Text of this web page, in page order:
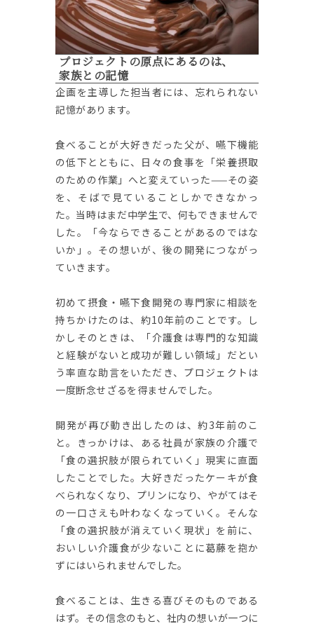
プロジェクトの原点にあるのは、
家族との記憶
企画を主導した担当者には、忘れられない
記憶があります。
食べることが大好きだった父が、嚥下機能
の低下とともに、日々の食事を「栄養摂取
のための作業」へと変えていった——その姿
を、そばで見ていることしかできなかっ
た。当時はまだ中学生で、何もできませんで
した。「今ならできることがあるのではな
いか」。その想いが、後の開発につながっ
ていきます。
初めて摂食・嚥下食開発の専門家に相談を
持ちかけたのは、約10年前のことです。し
かしそのときは、「介護食は専門的な知識
と経験がないと成功が難しい領域」だとい
う率直な助言をいただき、プロジェクトは
一度断念せざるを得ませんでした。
開発が再び動き出したのは、約3年前のこ
と。きっかけは、ある社員が家族の介護で
「食の選択肢が限られていく」現実に直面
したことでした。大好きだったケーキが食
べられなくなり、プリンになり、やがてはそ
の一口さえも叶わなくなっていく。そんな
「食の選択肢が消えていく現状」を前に、
おいしい介護食が少ないことに葛藤を抱か
ずにはいられませんでした。
食べることは、生きる喜びそのものである
はず。その信念のもと、社内の想いが一つに